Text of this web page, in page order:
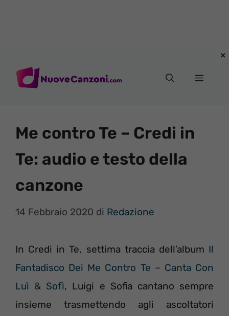
Menu
Me contro Te – Credi in
Te: audio e testo della
canzone
14 Febbraio 2020 di Redazione
In Credi in Te, settima traccia dell’album Il
Fantadisco Dei Me Contro Te – Canta Con
Luì & Sofì, Luigi e Sofia cantano sempre
insieme trasmettendo agli ascoltatori